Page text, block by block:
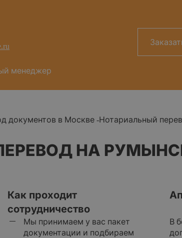
менеджер
документов в Москве-Нотариальный
НА
Как проходит
сотрудничество
Мы принимаем у вас пакет
документации и подбираем
В